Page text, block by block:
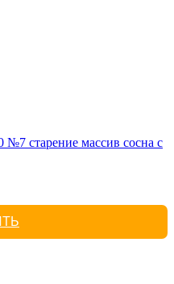
старение массив сосна с